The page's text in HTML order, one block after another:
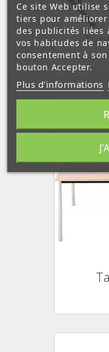
Ce site Web utilise
tiers pour
des publicités liées
vos habitudes de
consentement à
bouton Accepter.
Plus d'informations